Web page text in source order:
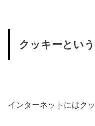
クッキーとい
インターネットにはク